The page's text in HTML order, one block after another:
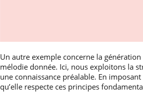
Un autre exemple concerne la
mélodie donnée. Ici, nous exploitons la
une connaissance préalable. En
qu’elle respecte ces principes